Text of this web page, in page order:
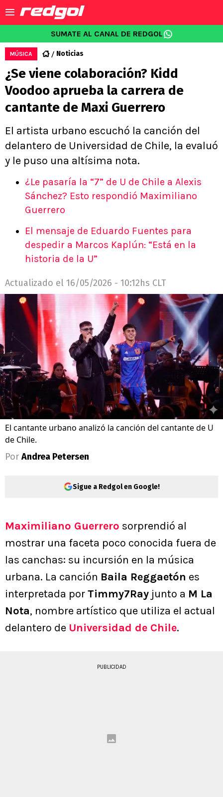
SUMATE AL CANAL DE REDGOL
MÚSICA Noticias
¿Se viene colaboración? Kidd
Voodoo aprueba la carrera de
cantante de Maxi Guerrero
El artista urbano escuchó la canción del
delantero de Universidad de Chile, la evaluó
y le puso una altísima nota.
¿Le pasaría la “7” de U de Chile a Alexis
Sánchez? Esto respondió Maximiliano
Guerrero
El mensaje de Eduardo Fuentes para
despedir a Marcos Kaplún: “Está en la
historia de la U”
Actualizado el 16/05/2026 - 10:12hs CLT
El cantante urbano analizó la canción del cantante de U
de Chile.
Por Andrea Petersen
Sigue a Redgol en Google!
Maximiliano Guerrero sorprendió al
mostrar una faceta poco conocida fuera de
las canchas: su incursión en la música
urbana. La canción Baila Reggaetón es
interpretada porTimmy7Ray junto a M La
Nota, nombre artístico que utiliza el actual
delantero de Universidad de Chile.
PUBLICIDAD